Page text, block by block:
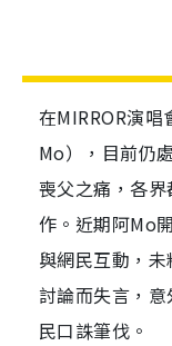
在MIRROR演
Mo），目前仍
喪父之痛，各
作。近期阿Mo
與網民互動，
討論而失言，
民口誅筆伐。